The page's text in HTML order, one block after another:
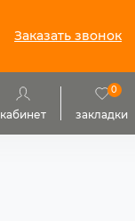
Заказать звонок
кабинет закладки
0